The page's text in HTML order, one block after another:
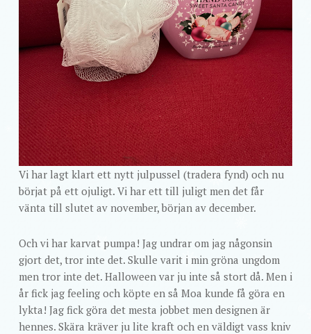
Vi har lagt klart ett nytt julpussel (tradera fynd) och nu
börjat på ett ojuligt. Vi har ett till juligt men det får
vänta till slutet av november, början av december.
Och vi har karvat pumpa! Jag undrar om jag någonsin
gjort det, tror inte det. Skulle varit i min gröna ungdom
men tror inte det. Halloween var ju inte så stort då. Men i
år fick jag feeling och köpte en så Moa kunde få göra en
lykta! Jag fick göra det mesta jobbet men designen är
hennes. Skära kräver ju lite kraft och en väldigt vass kniv